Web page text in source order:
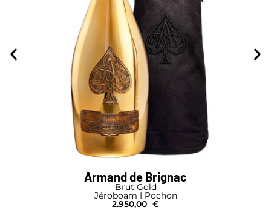
Armand de Brignac
Brut Gold
Jéroboam I Pochon
2.950,00 €